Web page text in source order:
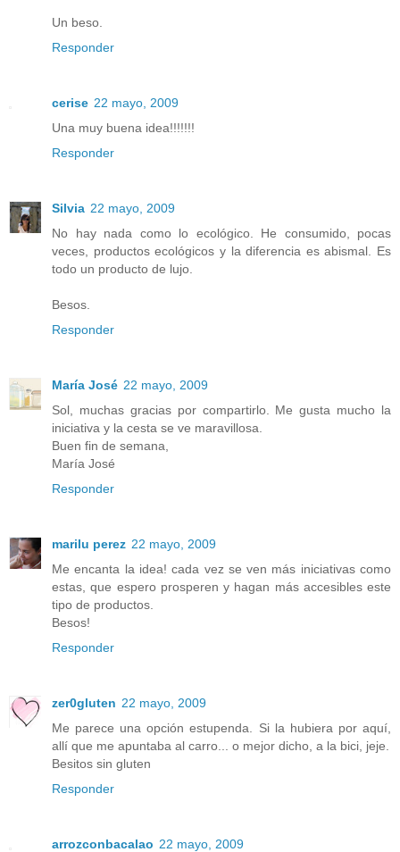
Un beso.
Responder
cerise 22 mayo, 2009
Una muy buena idea!!!!!!!
Responder
Silvia 22 mayo, 2009
No hay nada como lo ecológico. He consumido, pocas
veces, productos ecológicos y la diferencia es abismal. Es
todo un producto de lujo.
Besos.
Responder
María José 22 mayo, 2009
Sol, muchas gracias por compartirlo. Me gusta mucho la
iniciativa y la cesta se ve maravillosa.
Buen fin de semana,
María José
Responder
marilu perez 22 mayo, 2009
Me encanta la idea! cada vez se ven más iniciativas como
estas, que espero prosperen y hagan más accesibles este
tipo de productos.
Besos!
Responder
zer0gluten 22 mayo, 2009
Me parece una opción estupenda. Si la hubiera por aquí,
allí que me apuntaba al carro... o mejor dicho, a la bici, jeje.
Besitos sin gluten
Responder
arrozconbacalao 22 mayo, 2009